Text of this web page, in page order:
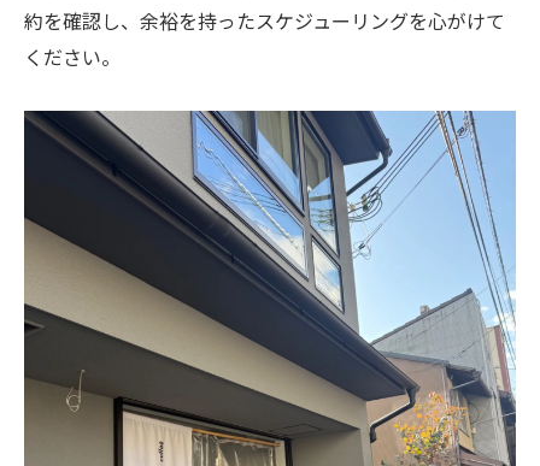
約を確認し、余裕を持ったスケジューリングを心がけて
ください。